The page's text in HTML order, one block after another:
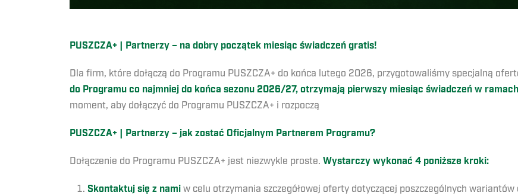
PUSZCZA+ | Partnerzy – na dobry początek miesiąc świadczeń gratis!
Dla firm, które dołączą do Programu PUSZCZA+ do końca lutego 2026, przygotowaliśmy specjalną
do Programu co najmniej do końca sezonu 2026/27, otrzymają pierwszy miesiąc świadczeń w
moment, aby dołączyć do Programu PUSZCZA+ i rozpoczą
PUSZCZA+ | Partnerzy – jak zostać Oficjalnym Partnerem Programu?
Dołączenie do Programu PUSZCZA+ jest niezwykle proste. Wystarczy wykonać 4 poniższe kroki:
Skontaktuj się z nami w celu otrzymania szczegółowej oferty dotyczącej poszczególnych